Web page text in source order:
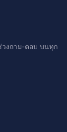
งถาม-ตอบ บนทุก